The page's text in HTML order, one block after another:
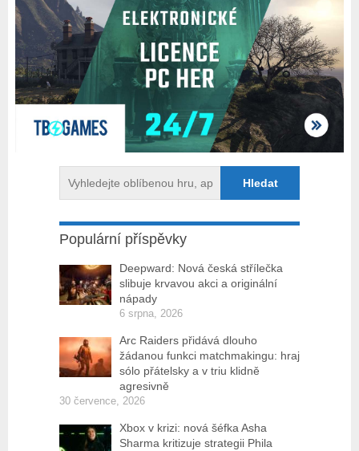
Populární příspěvky
Deepward: Nová česká střílečka
slibuje krvavou akci a originální
nápady
6 srpna, 2026
Arc Raiders přidává dlouho
žádanou funkci matchmakingu: hraj
sólo přátelsky a v triu klidně
agresivně
30 července, 2026
Xbox v krizi: nová šéfka Asha
Sharma kritizuje strategii Phila